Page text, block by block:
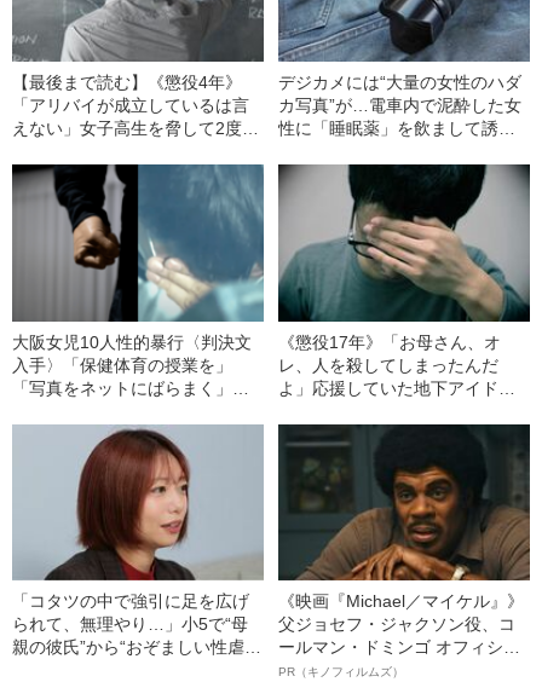
【最後まで読む】《懲役4年》
「アリバイが成立しているは言
えない」女子高生を脅して2度も
その後（2006年の事件）
デジカメには“大量の女性のハダ
カ写真”が…電車内で泥酔した女
性に「睡眠薬」を飲まして誘拐
「卑劣すぎる犯行手口」（2016
年の事件）
大阪女児10人性的暴行〈判決文
入手〉「保健体育の授業を」
「写真をネットにばらまく」柳
《懲役17年》「お母さん、オ
レ、人を殺してしまったんだ
よ」応援していた地下アイドル
（37）も後悔した「異常すぎる
犯行手口」（2022年の事件）
「コタツの中で強引に足を広げ
られて、無理やり…」小5で“母
親の彼氏”から“おぞましい性虐
《映画『Michael／マイケル』》
父ジョセフ・ジャクソン役、コ
ールマン・ドミンゴ オフィシャ
ルインタビュー“観客を魅了した
PR（キノフィルムズ）